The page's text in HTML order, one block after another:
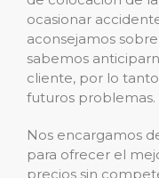
ocasionar
aconsejamos
sabemos
cliente, por lo
futuros problemas.
Nos encargamos
para ofrecer el
precios sin